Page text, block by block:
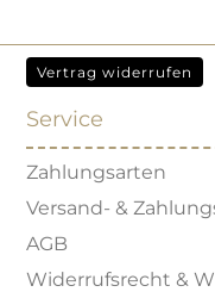
Vertrag widerrufen
Service
Zahlungsarten
Versand- &
AGB
Widerrufsrecht &